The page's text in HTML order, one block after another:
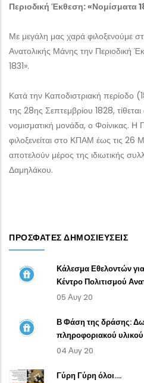
Περιοδική Έκθεση: «Νομίσματα
Με μεγάλη μας χαρά φιλοξενούμε
Ανατολικής Μάνης την Περιοδική
1831».
Κατά την Καποδιστριακή περίοδο
της 28ης Σεπτεμβρίου 1828,
νομισματική μονάδα, ο Φοίνικας. Η
φιλοξενείται στο ΚΠΑΜ έως τις 26
αποτελούν μέρος της ιδιωτικής
Δαμηλάκου.
ΠΡΌΣΦΑΤΕΣ ΔΗΜΟΣΙΕΎΣΕΙΣ
Κάλεσμα Εθελοντών
Κέντρο Πολιτισμού
05 Αυγ 20
Β Φάση της δράσης:
πληροφοριακού υλικού
04 Αυγ 20
Γύρη Γύρη όλοι....